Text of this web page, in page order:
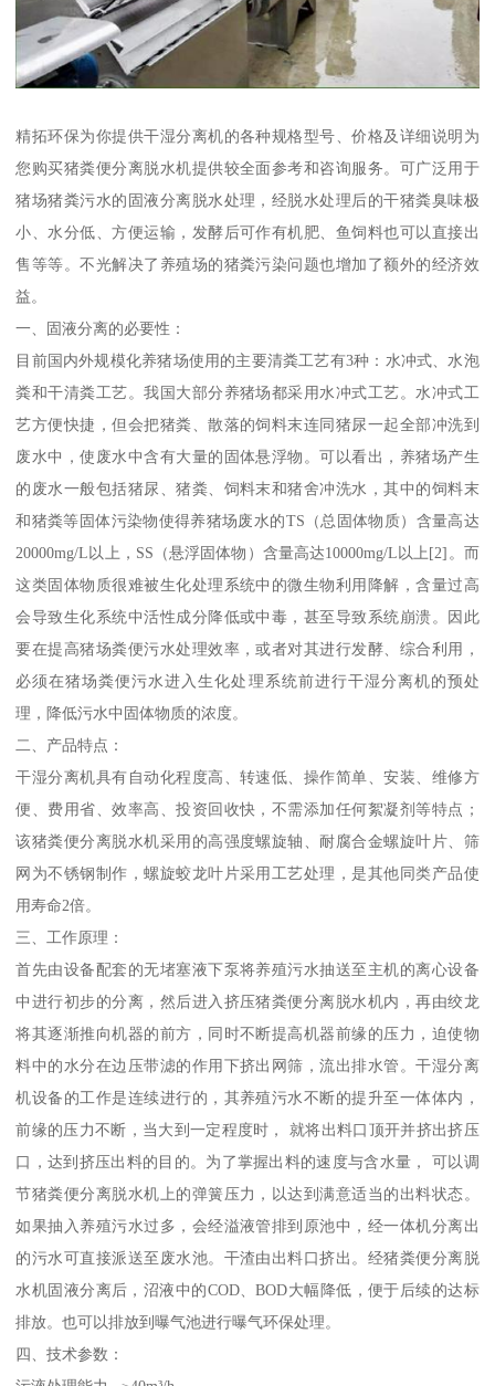
精拓环保为你提供干湿分离机的各种规格型号、价格及详细说明为
您购买猪粪便分离脱水机提供较全面参考和咨询服务。可广泛用于
猪场猪粪污水的固液分离脱水处理，经脱水处理后的干猪粪臭味极
小、水分低、方便运输，发酵后可作有机肥、鱼饲料也可以直接出
售等等。不光解决了养殖场的猪粪污染问题也增加了额外的经济效
益。
一、固液分离的必要性：
目前国内外规模化养猪场使用的主要清粪工艺有3种：水冲式、水泡
粪和干清粪工艺。我国大部分养猪场都采用水冲式工艺。水冲式工
艺方便快捷，但会把猪粪、散落的饲料末连同猪尿一起全部冲洗到
废水中，使废水中含有大量的固体悬浮物。可以看出，养猪场产生
的废水一般包括猪尿、猪粪、饲料末和猪舍冲洗水，其中的饲料末
和猪粪等固体污染物使得养猪场废水的TS（总固体物质）含量高达
20000mg/L以上，SS（悬浮固体物）含量高达10000mg/L以上[2]。而
这类固体物质很难被生化处理系统中的微生物利用降解，含量过高
会导致生化系统中活性成分降低或中毒，甚至导致系统崩溃。因此
要在提高猪场粪便污水处理效率，或者对其进行发酵、综合利用，
必须在猪场粪便污水进入生化处理系统前进行干湿分离机的预处
理，降低污水中固体物质的浓度。
二、产品特点：
干湿分离机具有自动化程度高、转速低、操作简单、安装、维修方
便、费用省、效率高、投资回收快，不需添加任何絮凝剂等特点；
该猪粪便分离脱水机采用的高强度螺旋轴、耐腐合金螺旋叶片、筛
网为不锈钢制作，螺旋蛟龙叶片采用工艺处理，是其他同类产品使
用寿命2倍。
三、工作原理：
首先由设备配套的无堵塞液下泵将养殖污水抽送至主机的离心设备
中进行初步的分离，然后进入挤压猪粪便分离脱水机内，再由绞龙
将其逐渐推向机器的前方，同时不断提高机器前缘的压力，迫使物
料中的水分在边压带滤的作用下挤出网筛，流出排水管。干湿分离
机设备的工作是连续进行的，其养殖污水不断的提升至一体体内，
前缘的压力不断，当大到一定程度时， 就将出料口顶开并挤出挤压
口，达到挤压出料的目的。为了掌握出料的速度与含水量， 可以调
节猪粪便分离脱水机上的弹簧压力，以达到满意适当的出料状态。
如果抽入养殖污水过多，会经溢液管排到原池中，经一体机分离出
的污水可直接派送至废水池。干渣由出料口挤出。经猪粪便分离脱
水机固液分离后，沼液中的COD、BOD大幅降低，便于后续的达标
排放。也可以排放到曝气池进行曝气环保处理。
四、技术参数：